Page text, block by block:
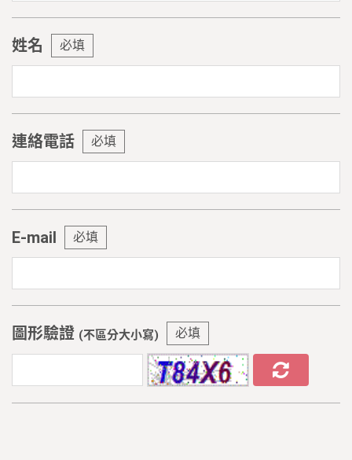
姓名 必填
連絡電話 必填
E-mail 必填
圖形驗證 (不區分大小寫) 必填